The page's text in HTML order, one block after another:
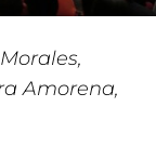
Amorena,